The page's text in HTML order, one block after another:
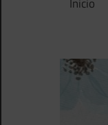
y
frases
Inicio